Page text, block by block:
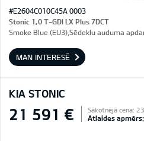
#E2604C010C45A 0003
Stonic 1,0 T-GDI LX Plus 7DCT
Smoke Blue (EU3),Sēdekļu auduma
MAN INTERESĒ
KIA STONIC
21 591 € Sākotnējā cena:
Atlaides